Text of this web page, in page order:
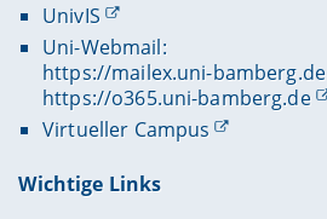
UnivIS
Uni-Webmail:
https://mailex.uni-bamberg.de
https://o365.uni-bamberg.de
Virtueller Campus
Wichtige Links